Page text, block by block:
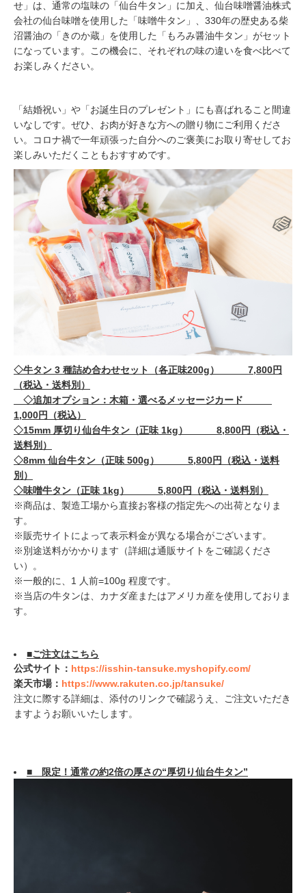
せ」は、通常の塩味の「仙台牛タン」に加え、仙台味噌醤油株式
会社の仙台味噌を使用した「味噌牛タン」、330年の歴史ある柴
沼醤油の「きのか蔵」を使用した「もろみ醤油牛タン」がセット
になっています。この機会に、それぞれの味の違いを食べ比べて
お楽しみください。
「結婚祝い」や「お誕生日のプレゼント」にも喜ばれること間違
いなしです。ぜひ、お肉が好きな方への贈り物にご利用くださ
い。コロナ禍で一年頑張った自分へのご褒美にお取り寄せしてお
楽しみいただくこともおすすめです。
◇牛タン 3 種詰め合わせセット（各正味200g） 7,800円
（税込・送料別）
◇追加オプション：木箱・選べるメッセージカード
1,000円（税込）
◇15mm 厚切り仙台牛タン（正味 1kg） 8,800円（税込・
送料別）
◇8mm 仙台牛タン（正味 500g） 5,800円（税込・送料
別）
◇味噌牛タン（正味 1kg） 5,800円（税込・送料別）
※商品は、製造工場から直接お客様の指定先への出荷となりま
す。
※販売サイトによって表示料金が異なる場合がございます。
※別途送料がかかります（詳細は通販サイトをご確認くださ
い）。
※一般的に、1 人前=100g 程度です。
※当店の牛タンは、カナダ産またはアメリカ産を使用しておりま
す。
■ご注文はこちら
公式サイト： https://isshin-tansuke.myshopify.com/
楽天市場： https://www.rakuten.co.jp/tansuke/
注文に際する詳細は、添付のリンクで確認うえ、ご注文いただき
ますようお願いいたします。
■ 限定！通常の約2倍の厚さの“厚切り仙台牛タン”